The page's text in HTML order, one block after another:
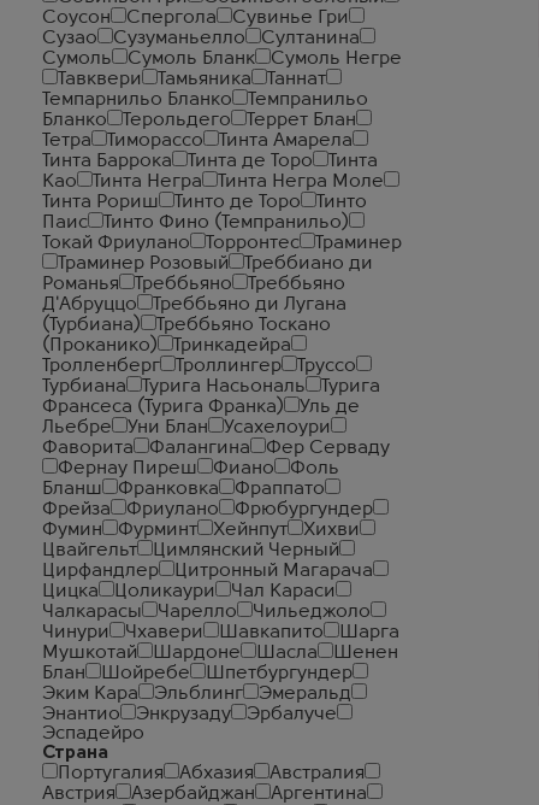
Соусон
Спергола
Сувинье Гри
Сузао
Сузуманьелло
Султанина
Сумоль
Сумоль Бланк
Сумоль Негре
Тавквери
Тамьяника
Таннат
Темпарнильо Бланко
Темпранильо
Бланко
Терольдего
Террет Блан
Тетра
Тиморассо
Тинта Амарела
Тинта Баррока
Тинта де Торо
Тинта
Као
Тинта Негра
Тинта Негра Моле
Тинта Рориш
Тинто де Торо
Тинто
Паис
Тинто Фино (Темпранильо)
Токай Фриулано
Торронтес
Траминер
Траминер Розовый
Треббиано ди
Романья
Треббьяно
Треббьяно
Д'Абруццо
Треббьяно ди Лугана
(Турбиана)
Треббьяно Тоскано
(Проканико)
Тринкадейра
Тролленберг
Троллингер
Труссо
Турбиана
Турига Насьональ
Турига
Франсеса (Турига Франка)
Уль де
Льебре
Уни Блан
Усахелоури
Фаворита
Фалангина
Фер Серваду
Фернау Пиреш
Фиано
Фоль
Бланш
Франковка
Фраппато
Фрейза
Фриулано
Фрюбургундер
Фумин
Фурминт Хейнпут
Хихви
Цвайгельт
Цимлянский Черный
Цирфандлер
Цитронный Магарача
Цицка
Цоликаури
Чал Караси
Чалкарасы
Чарелло
Чильеджоло
Чинури
Чхавери Шавкапито
Шарга
Мушкотай
Шардоне Шасла
Шенен
Блан
Шойребе
Шпетбургундер
Эким Кара
Эльблинг
Эмеральд
Энантио
Энкрузаду
Эрбалуче
Эспадейро
Страна
Португалия
Абхазия
Австралия
Австрия
Азербайджан Аргентина